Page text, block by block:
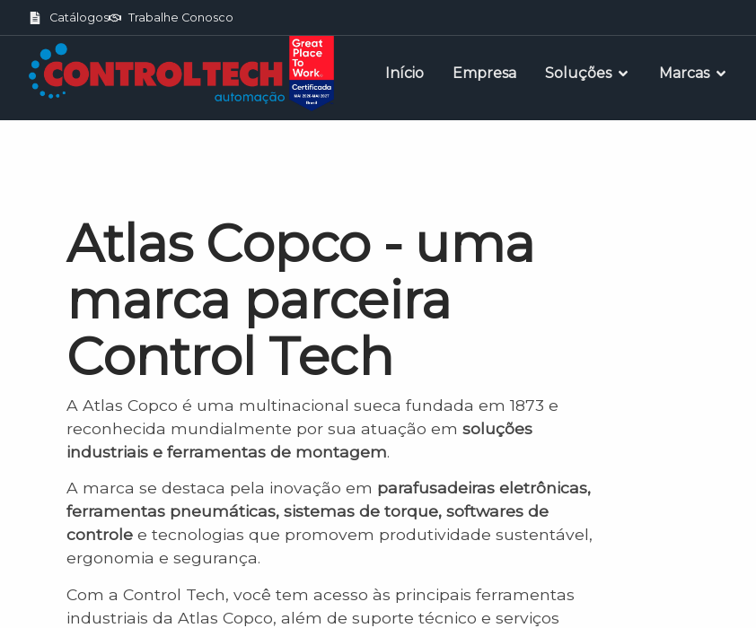
Catálogos Trabalhe Conosco
Início Empresa Soluções Marcas
Atlas Copco - uma
marca parceira
Control Tech
A Atlas Copco é uma multinacional sueca fundada em 1873 e
reconhecida mundialmente por sua atuação em soluções
industriais e ferramentas de montagem.
A marca se destaca pela inovação em parafusadeiras eletrônicas,
ferramentas pneumáticas, sistemas de torque, softwares de
controle e tecnologias que promovem produtividade sustentável,
ergonomia e segurança.
Com a Control Tech, você tem acesso às principais ferramentas
industriais da Atlas Copco, além de suporte técnico e serviços